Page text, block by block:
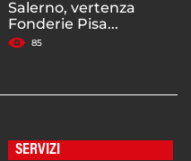
Salerno, vertenza
Fonderie Pisa...
85
SERVIZI